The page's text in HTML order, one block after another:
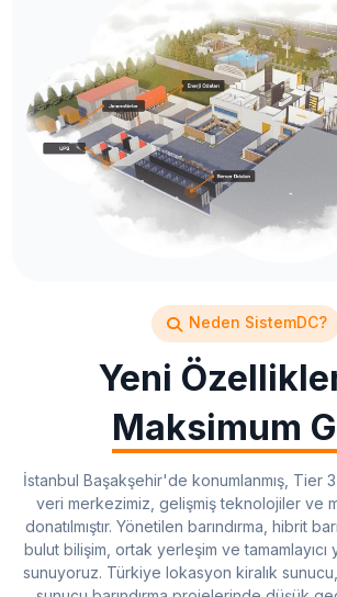
Neden SistemDC?
Yeni
Maksimum
İstanbul Başakşehir'de konumlanmış, Tier
veri merkezimiz, gelişmiş teknolojiler ve
donatılmıştır. Yönetilen barındırma, hibrit
bulut bilişim, ortak yerleşim ve
sunuyoruz. Türkiye lokasyon kiralık